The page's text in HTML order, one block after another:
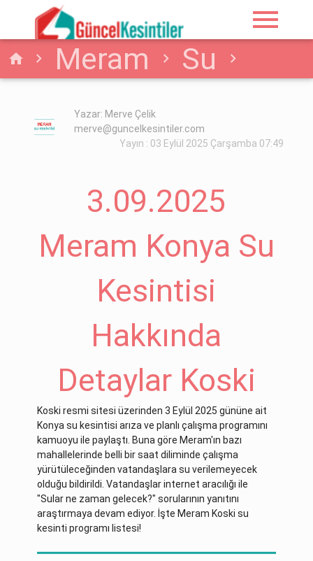
menu
home Meram
Su
3.09.2025 Meram
Konya Su Kesintisi
Hakkında Detaylar
Koski
Yazar: Merve Çelik
merve@guncelkesintiler.com
Yayın : 03 Eylül 2025 Çarşamba 07:49
3.09.2025
Meram Konya Su
Kesintisi
Hakkında
Detaylar Koski
Koski resmi sitesi üzerinden 3 Eylül 2025 gününe ait
Konya su kesintisi arıza ve planlı çalışma programını
kamuoyu ile paylaştı. Buna göre Meram'ın bazı
mahallelerinde belli bir saat diliminde çalışma
yürütüleceğinden vatandaşlara su verilemeyecek
olduğu bildirildi. Vatandaşlar internet aracılığı ile
"Sular ne zaman gelecek?" sorularının yanıtını
araştırmaya devam ediyor. İşte Meram Koski su
kesinti programı listesi!